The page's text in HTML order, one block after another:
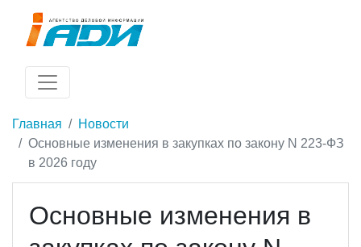
Главная
Новости
Основные изменения в закупках по закону N 223-ФЗ
в 2026 году
Основные изменения в